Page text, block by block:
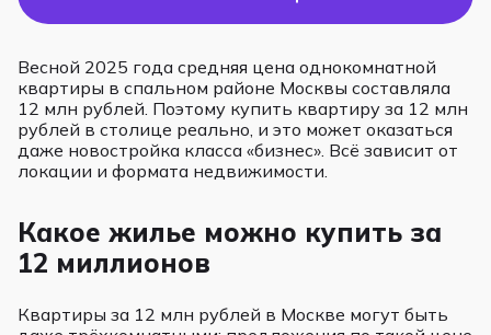
Весной 2025 года средняя цена однокомнатной
квартиры в спальном районе Москвы составляла
12 млн рублей. Поэтому купить квартиру за 12 млн
рублей в столице реально, и это может оказаться
даже новостройка класса «бизнес». Всё зависит от
локации и формата недвижимости.
Какое жилье можно купить за
12 миллионов
Квартиры за 12 млн рублей в Москве могут быть